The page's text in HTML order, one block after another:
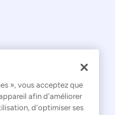
réservés.
», vous acceptez que
afin d'améliorer
d'optimiser ses